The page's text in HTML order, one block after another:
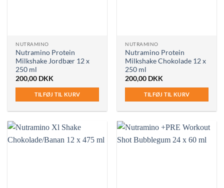
NUTRAMINO
Nutramino Protein
Milkshake Jordbær 12 x
250 ml
200,00 DKK
TILFØJ TIL KURV
NUTRAMINO
Nutramino Protein
Milkshake Chokolade 12 x
250 ml
200,00 DKK
TILFØJ TIL KURV